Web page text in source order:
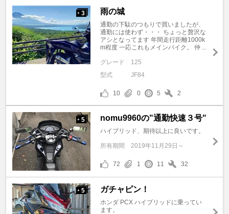
+ 3 雨の城
通勤の下駄のつもりで買いましたが、
通勤には使わず・・・ ちょっと贅沢な
アシとなってます 年間走行距離1000k
m程度 一応これもメインバイク。 仲 ...
グレード
125
型式
JF84
10 0 5 2
+ 5 nomu9960の"通勤快速３号"
ハイブリッド、期待以上に良いです。
所有期間 2019年11月29日～
72 1 11 32
+ 5 ガチャピン！
ホンダ PCX ハイブリッドに乗ってい
ます。